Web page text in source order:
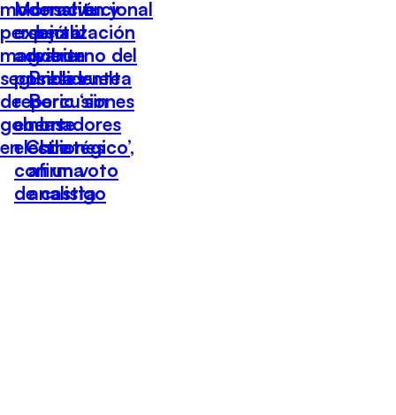
moderación y
personalización
marcaron
segunda vuelta
de
gobernadores
en Chile
Monsalve
experto
advierte
posibles
repercusiones
en las
elecciones
con un voto
de castigo
constitucional
dejó al
gobierno del
Presidente
Boric ‘sin
norte
estratégico’,
afirma
analista